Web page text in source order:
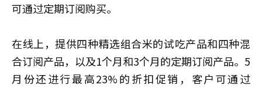
可通过定期订阅购买。
在线上，提供四种精选组合米的试吃产品和四种混
合订阅产品，以及1个月和3个月的定期订阅产品。5
月份还进行最高23%的折扣促销，客户可通过